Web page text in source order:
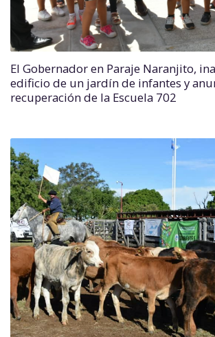
El Gobernador en Paraje Naranjito,
edificio de un jardín de infantes y
recuperación de la Escuela 702